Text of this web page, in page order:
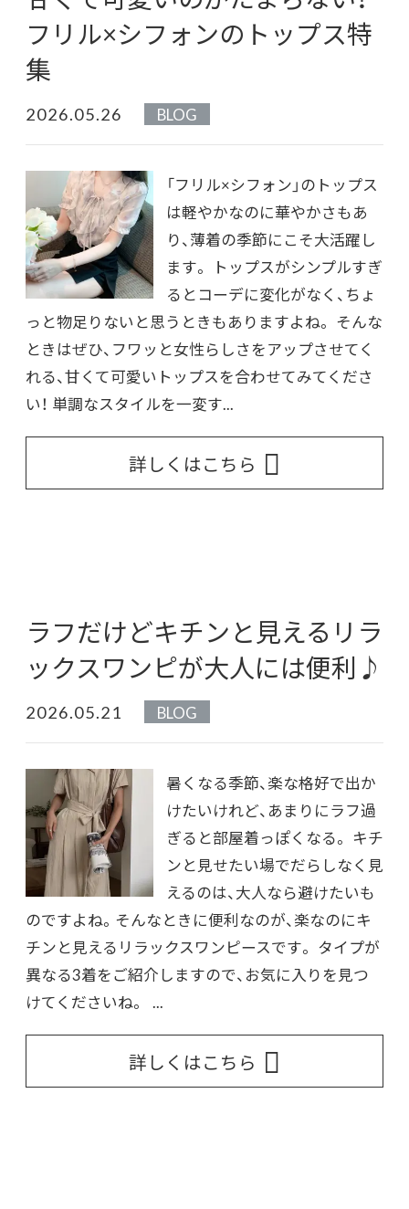
フリル×シフォンのトップス特
集
2026.05.26 BLOG
「フリル×シフォン」のトップス
は軽やかなのに華やかさもあ
り、薄着の季節にこそ大活躍し
ます。 トップスがシンプルすぎ
るとコーデに変化がなく、ちょ
っと物足りないと思うときもありますよね。 そんな
ときはぜひ、フワッと女性らしさをアップさせてく
れる、甘くて可愛いトップスを合わせてみてくださ
い！ 単調なスタイルを一変す...
詳しくはこちら
ラフだけどキチンと見えるリラ
ックスワンピが大人には便利♪
2026.05.21 BLOG
暑くなる季節、楽な格好で出か
けたいけれど、あまりにラフ過
ぎると部屋着っぽくなる。 キチ
ンと見せたい場でだらしなく見
えるのは、大人なら避けたいも
のですよね。そんなときに便利なのが、楽なのにキ
チンと見えるリラックスワンピースです。 タイプが
異なる3着をご紹介しますので、お気に入りを見つ
けてくださいね。 ...
詳しくはこちら